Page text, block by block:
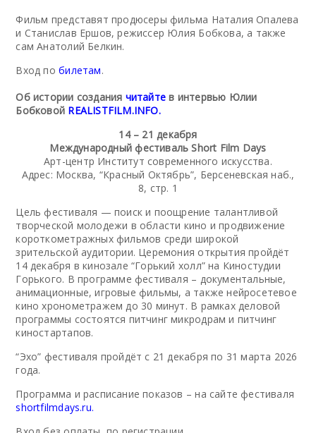
Фильм представят продюсеры фильма Наталия Опалева
и Станислав Ершов, режиссер Юлия Бобкова, а также
сам Анатолий Белкин.
Вход побилетам.
Об истории создания читайте в интервью Юлии
Бобковой REALISTFILM.INFO.
14 – 21 декабря
Международный фестиваль Short Film Days
Арт-центр Институт современного искусства.
Адрес: Москва, “Красный Октябрь”, Берсеневская наб.,
8, стр. 1
Цель фестиваля — поиск и поощрение талантливой
творческой молодежи в области кино и продвижение
короткометражных фильмов среди широкой
зрительской аудитории. Церемония открытия пройдёт
14 декабря в кинозале “Горький холл” на Киностудии
Горького. В программе фестиваля – документальные,
анимационные, игровые фильмы, а также нейросетевое
кино хронометражем до 30 минут. В рамках деловой
программы состоятся питчинг микродрам и питчинг
киностартапов.
“Эхо” фестиваля пройдёт с 21 декабря по 31 марта 2026
года.
Программа и расписание показов – на сайте фестиваля
shortfilmdays.ru.